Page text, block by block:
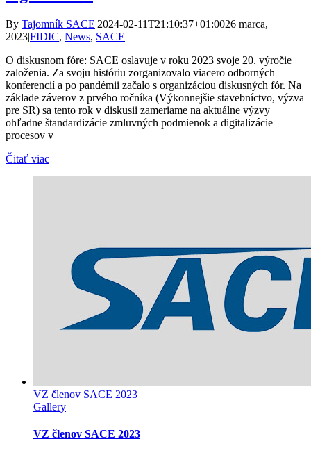
By Tajomník SACE|2024-02-11T21:10:37+01:0026 marca,
2023|FIDIC, News, SACE|
O diskusnom fóre: SACE oslavuje v roku 2023 svoje 20. výročie
založenia. Za svoju históriu zorganizovalo viacero odborných
konferencií a po pandémii začalo s organizáciou diskusných fór. Na
základe záverov z prvého ročníka (Výkonnejšie stavebníctvo, výzva
pre SR) sa tento rok v diskusii zameriame na aktuálne výzvy
ohľadne štandardizácie zmluvných podmienok a digitalizácie
procesov v
Čitať viac
VZ členov SACE 2023
Gallery
VZ členov SACE 2023